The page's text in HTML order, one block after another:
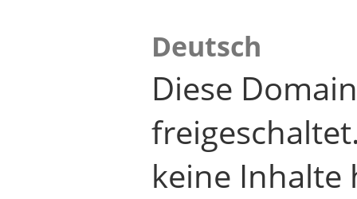
Deutsch
Diese
keine Inhalte